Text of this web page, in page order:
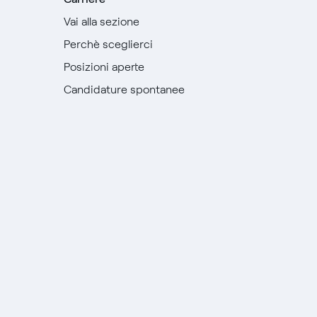
Vai alla sezione
Perchè sceglierci
Posizioni aperte
Candidature spontanee